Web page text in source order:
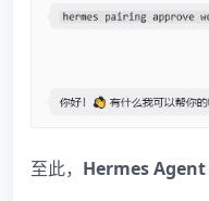
至此， Hermes Agent